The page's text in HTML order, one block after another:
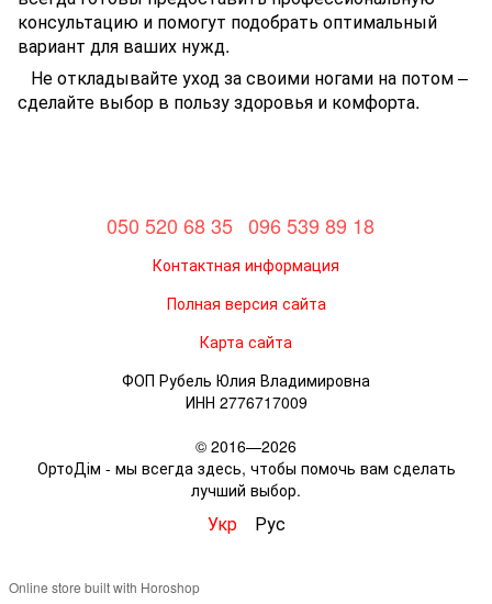
консультацию и помогут подобрать оптимальный
вариант для ваших нужд.
Не откладывайте уход за своими ногами на потом –
сделайте выбор в пользу здоровья и комфорта.
050 520 68 35 096 539 89 18
Контактная информация
Полная версия сайта
Карта сайта
ФОП Рубель Юлия Владимировна
ИНН 2776717009
© 2016—2026
ОртоДім - мы всегда здесь, чтобы помочь вам сделать
лучший выбор.
Укр Рус
Online store built with Horoshop